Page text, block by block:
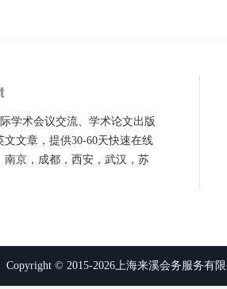
学术会议交流、学术论文出版
文章，提供30-60天快速在线
南京，成都，西安，武汉，苏
Copyright © 2015-2026上海来溪会务服务有